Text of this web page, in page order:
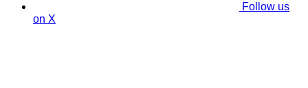
Follow us
on X